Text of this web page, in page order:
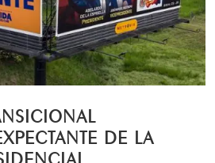
DE LA